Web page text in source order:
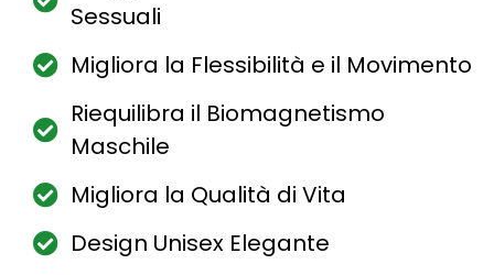
Sessuali
Migliora la Flessibilità e il Movimento
Riequilibra il Biomagnetismo
Maschile
Migliora la Qualità di Vita
Design Unisex Elegante